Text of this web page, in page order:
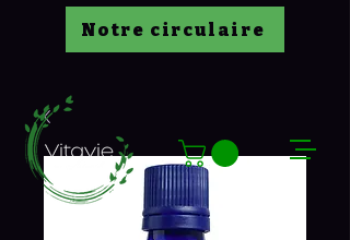
Notre circulaire